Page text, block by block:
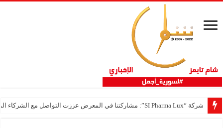
شركة “SI Pharma Lux”: مشاركتنا في المعرض عززت التواصل مع الشركاء المحليين والدوليين